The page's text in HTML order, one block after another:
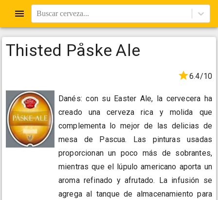
Buscar cerveza...
Thisted Påske Ale
6.4/10
Danés: con su Easter Ale, la cervecera ha
creado una cerveza rica y molida que
complementa lo mejor de las delicias de
mesa de Pascua. Las pinturas usadas
proporcionan un poco más de sobrantes,
mientras que el lúpulo americano aporta un
aroma refinado y afrutado. La infusión se
agrega al tanque de almacenamiento para